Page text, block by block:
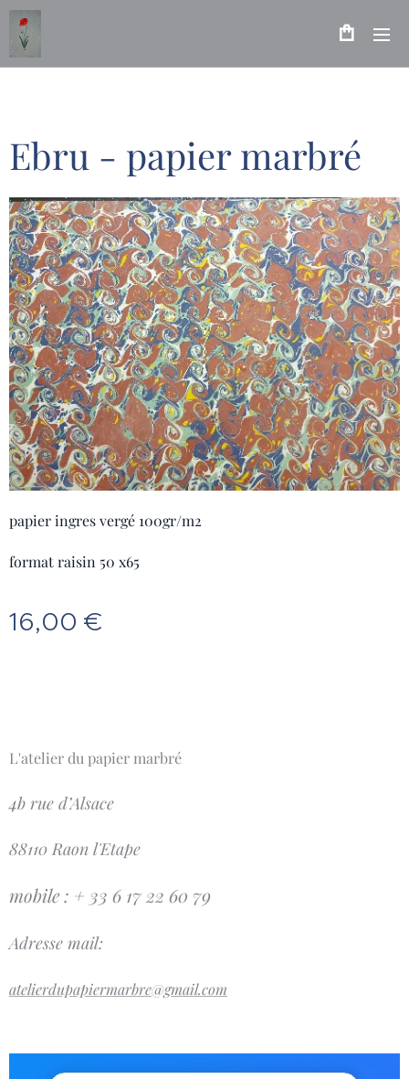
Ebru - papier marbré
papier ingres vergé 100gr/m2
format raisin 50 x65
16,00 €
L'atelier du papier marbré
4b rue d’Alsace
88110 Raon l'Etape
mobile : + 33 6 17 22 60 79
Adresse mail:
atelierdupapiermarbre@gmail.com